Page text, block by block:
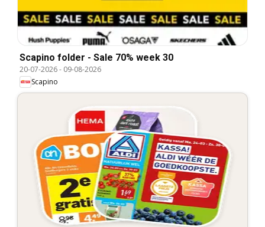
Scapino folder - Sale 70% week 30
20-07-2026- 09-08-2026
Scapino